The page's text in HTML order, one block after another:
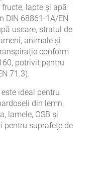
fructe, lapte și apă
DIN 68861-1A/EN
uscare, stratul de
animale și
conform
potrivit pentru
71.3).
ideal pentru
din lemn,
lamele, OSB și
pentru suprafețe de